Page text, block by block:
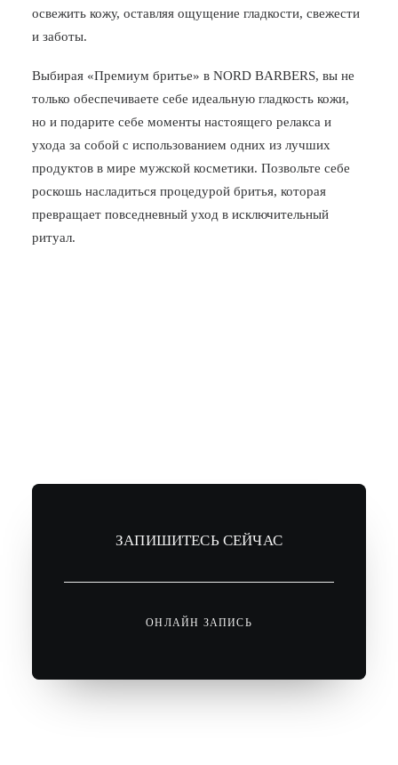
освежить кожу, оставляя ощущение гладкости, свежести
и заботы.
Выбирая «Премиум бритье» в NORD BARBERS, вы не
только обеспечиваете себе идеальную гладкость кожи,
но и подарите себе моменты настоящего релакса и
ухода за собой с использованием одних из лучших
продуктов в мире мужской косметики. Позвольте себе
роскошь насладиться процедурой бритья, которая
превращает повседневный уход в исключительный
ритуал.
ЗАПИШИТЕСЬ СЕЙЧАС
ОНЛАЙН ЗАПИСЬ